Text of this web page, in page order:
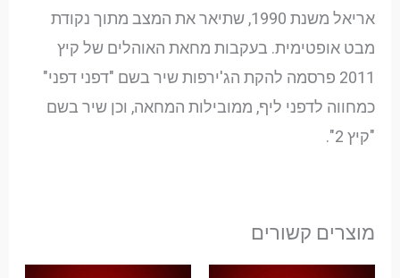
אריאל משנת 1990, שתיאר את המצב מתוך נקודת
מבט אופטימית. בעקבות מחאת האוהלים של קיץ
2011 פרסמה להקת הג'ירפות שיר בשם "דפני דפני"
כמחווה לדפני ליף, ממובילות המחאה, וכן שיר בשם
"קיץ 2".
מוצרים קשורים